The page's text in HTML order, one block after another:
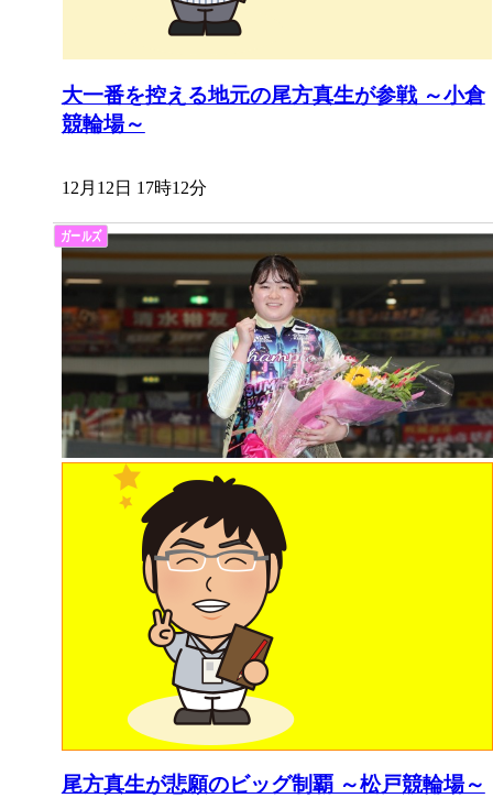
大一番を控える地元の尾方真生が参戦 ～小倉
競輪場～
12月12日 17時12分
尾方真生が悲願のビッグ制覇 ～松戸競輪場～